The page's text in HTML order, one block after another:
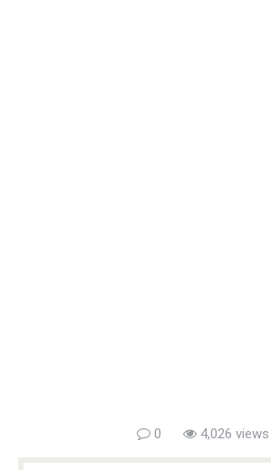
0 4,026 views